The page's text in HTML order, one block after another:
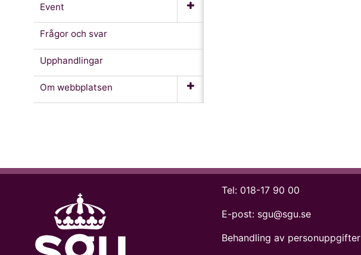
Event
Frågor och svar
Upphandlingar
Om webb­platsen
Tel: 018-17 90 00
E-post: sgu@sgu.se
Behandling av personuppgifter